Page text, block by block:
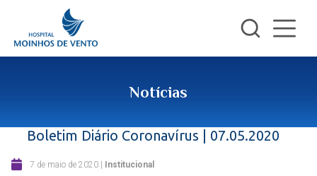
Notícias
Boletim Diário Coronavírus | 07.05.2020
7 de maio de 2020 | Institucional